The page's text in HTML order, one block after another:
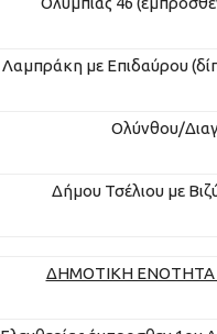
Λαμπράκη με Επιδαύρου
Ολύνθου/
Δήμου Τσέλιου με
ΔΗΜΟΤΙΚΗ ΕΝΟΤΗΤΑ